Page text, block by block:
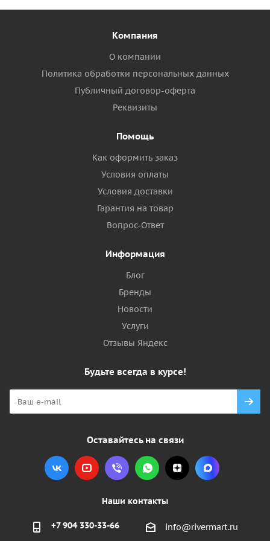
Компания
О компании
Политика обработки персональных данных
Публичный договор-оферта
Реквизиты
Помощь
Как оформить заказ
Условия оплаты
Условия доставки
Гарантия на товар
Вопрос-Ответ
Информация
Блог
Бренды
Новости
Услуги
Отзывы Яндекс
Будьте всегда в курсе!
Оставайтесь на связи
Наши контакты
+7 904 330-33-66 info@rivermart.ru